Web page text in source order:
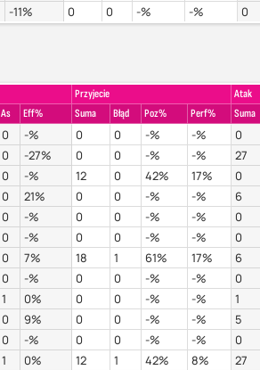
-11% 0 0 -% -% 0
Przyjecie Atak
As Eff% Suma Błąd Poz% Perf% Suma
0 -% 0 0 -% -% 0
0 -27% 0 0 -% -% 27
0 -% 12 0 42% 17% 0
0 21% 0 0 -% -% 6
0 -% 0 0 -% -% 0
0 -% 0 0 -% -% 0
0 7% 18 1 61% 17% 6
0 -% 0 0 -% -% 0
1 0% 0 0 -% -% 1
0 9% 0 0 -% -% 5
0 -% 0 0 -% -% 0
1 0% 12 1 42% 8% 27